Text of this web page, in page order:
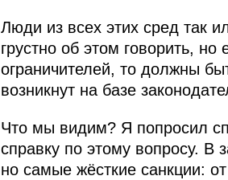
Люди из всех этих сред так
грустно об этом говорить,
ограничителей, то должны
возникнут на базе
Что мы видим? Я попросил
справку по этому вопросу. В
но самые жёсткие санкции: